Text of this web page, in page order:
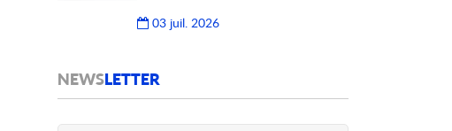
03 juil. 2026
NEWSLETTER